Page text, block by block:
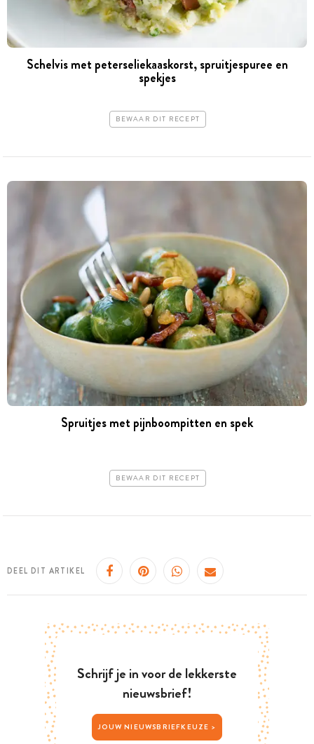
Schelvis met peterseliekaaskorst, spruitjespuree en
spekjes
BEWAAR DIT RECEPT
Spruitjes met pijnboompitten en spek
BEWAAR DIT RECEPT
DEEL DIT ARTIKEL
Schrijf je in voor de lekkerste
nieuwsbrief!
JOUW NIEUWSBRIEFKEUZE >